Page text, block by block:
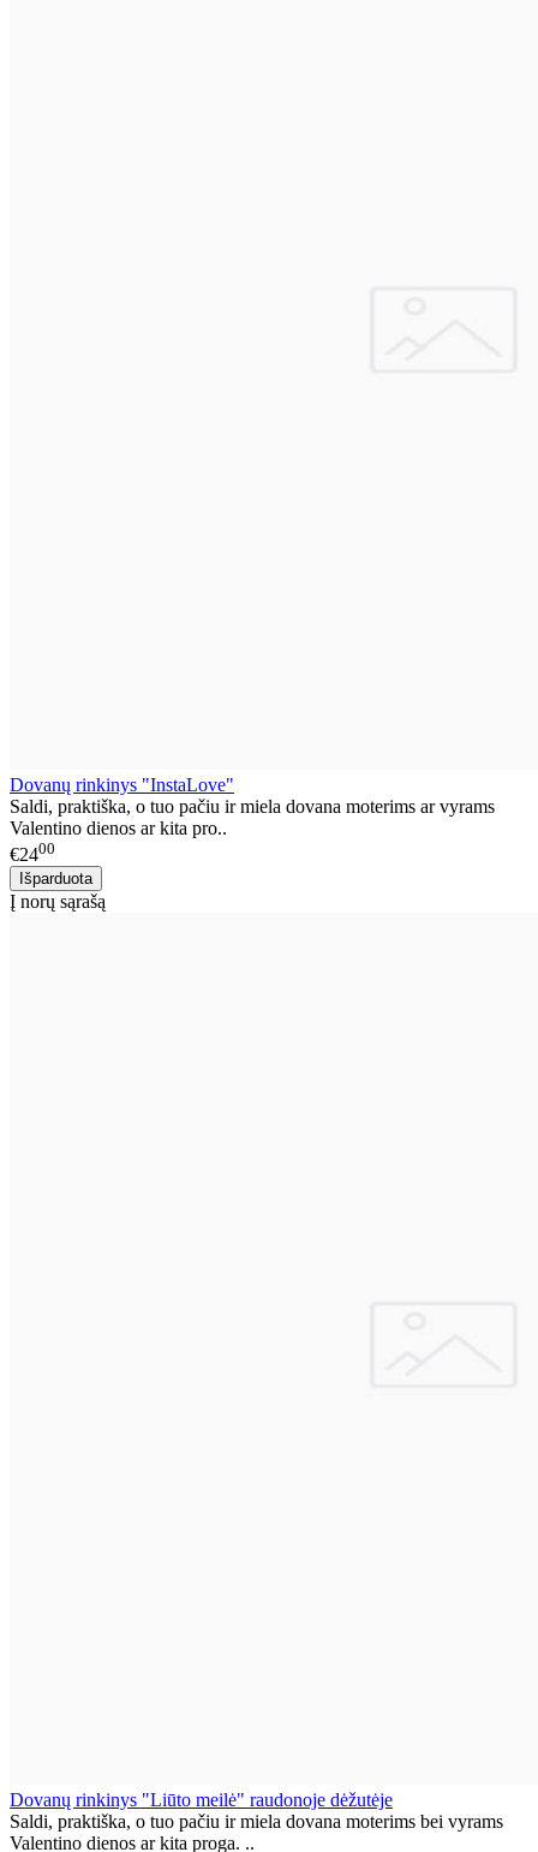
Dovanų rinkinys "InstaLove"
Saldi, praktiška, o tuo pačiu ir miela dovana moterims ar vyrams
Valentino dienos ar kita pro..
€2400
Į norų sąrašą
Dovanų rinkinys "Liūto meilė" raudonoje dėžutėje
Saldi, praktiška, o tuo pačiu ir miela dovana moterims bei vyrams
Valentino dienos ar kita proga. ..